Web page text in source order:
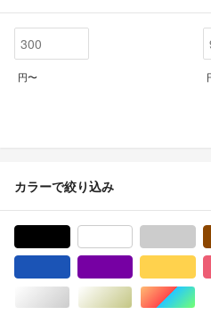
円〜
カラーで絞り込み
シルバー/銀色系ゴールド/金色系
マ